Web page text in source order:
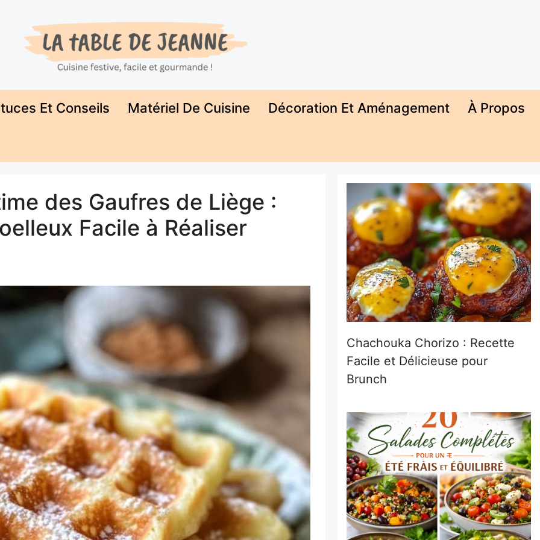
Et Conseils Matériel De Cuisine Décoration Et Aménagement À Propos
des Gaufres de Liège :
Facile à Réaliser
Chachouka Chorizo : Recette
Facile et Délicieuse pour
Brunch